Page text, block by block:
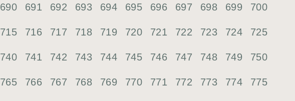
690 691 692 693 694 695 696 697 698 699 700
715 716 717 718 719 720 721 722 723 724 725
740 741 742 743 744 745 746 747 748 749 750
765 766 767 768 769 770 771 772 773 774 775